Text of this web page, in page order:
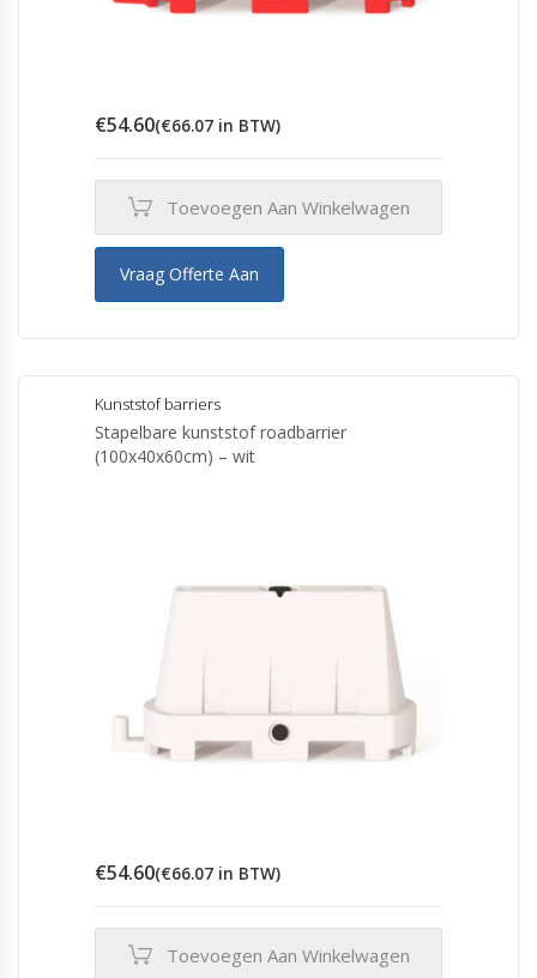
€54.60(€66.07 in BTW)
Toevoegen Aan Winkelwagen
Vraag Offerte Aan
Kunststof barriers
Stapelbare kunststof roadbarrier
(100x40x60cm) – wit
€54.60(€66.07 in BTW)
Toevoegen Aan Winkelwagen